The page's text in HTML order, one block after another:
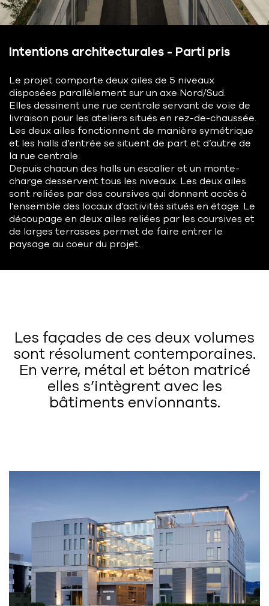
Intentions architecturales - Parti pris
Le projet comporte deux ailes de 5 niveaux
disposées parallèlement sur un axe Nord/Sud.
Elles dessinent une rue centrale servant de voie de
livraison pour les ateliers situés en rez-de-chaussée.
Les deux ailes fonctionnent de manière symétrique
et les halls d’entrée se situent de part et d’autre de
la rue centrale.
Depuis chacun des halls un escalier et un monte-
charge desservent tous les niveaux. Les deux ailes
sont reliées par des coursives qui donnent accès à
l’ensemble des locaux d’activités situés en étage. Le
découpage en deux ailes reliées par les coursives et
de larges terrasses permet de faire entrer le
paysage au coeur du projet.
Les façades de ces deux volumes
sont résolument contemporaines.
En verre, métal et béton matricé
elles s’intègrent avec les
bâtiments envionnants.